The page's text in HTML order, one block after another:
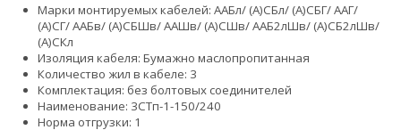
Марки монтируемых кабелей: ААБл/ (А)СБл/ (А)СБГ/ ААГ/
(А)СГ/ ААБв/ (А)СБШв/ ААШв/ (А)СШв/ ААБ2лШв/ (А)СБ2лШв/
(А)СКл
Изоляция кабеля: Бумажно маслопропитанная
Количество жил в кабеле: 3
Комплектация: без болтовых соединителей
Наименование: 3СТп-1-150/240
Норма отгрузки: 1